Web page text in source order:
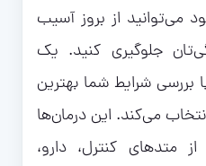
از بروز آسیب
جلوگیری کنید. یک
شرایط شما بهترین
می‌کند. این درمان‌ها
متدهای کنترل، دارو،